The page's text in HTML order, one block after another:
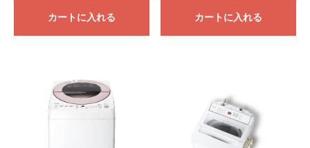
カートに入れる カートに入れる